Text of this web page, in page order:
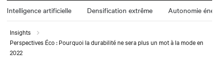
Intelligence artificielle Densification extrême Autonomie
Insights
Perspectives Éco : Pourquoi la durabilité ne sera plus un mot à la mode en
2022